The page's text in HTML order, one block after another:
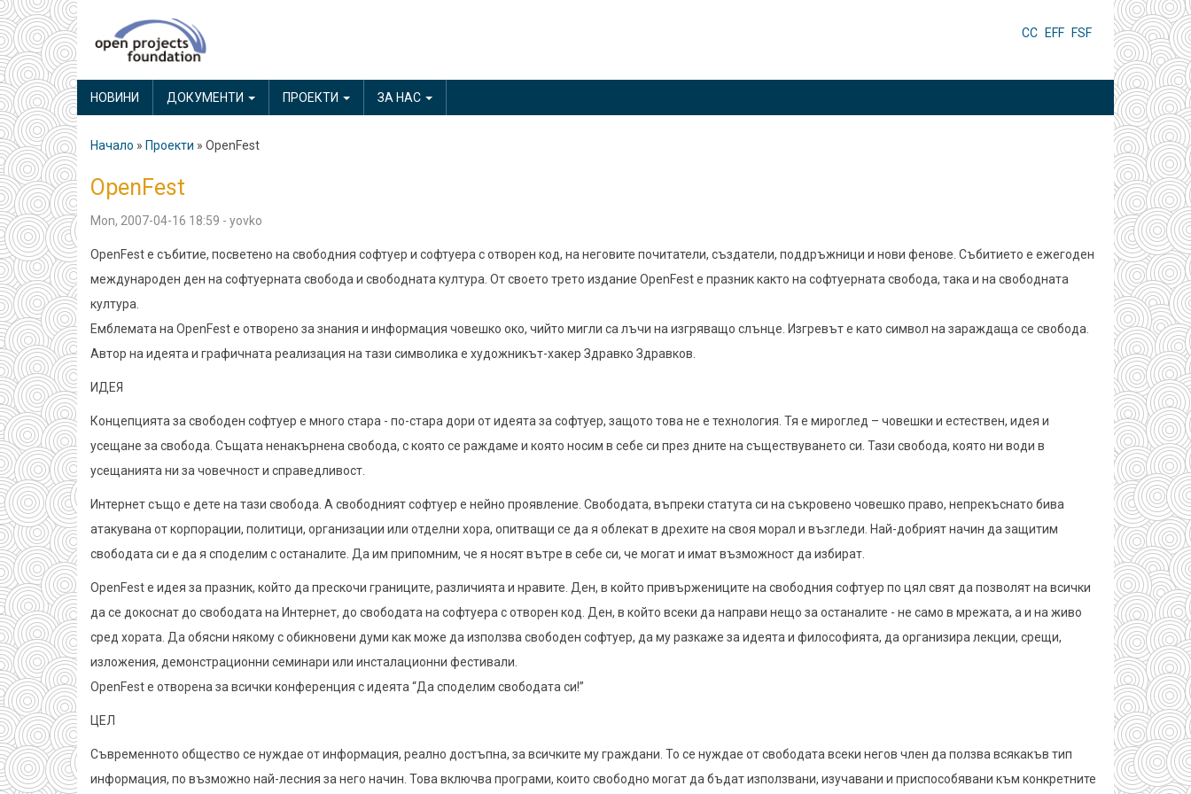
Skip
to
main
content
HEADER
CC EFF FSF
MAIN
NAVIGATION
НОВИНИ ДОКУМЕНТИ ПРОЕКТИ ЗА НАС
Начало Проекти OpenFest
OpenFest
Mon, 2007-04-16 18:59 - yovko
OpenFest e събитие, посветено на свободния софтуер и софтуера с отворен код, на неговите почитатели, създатели, поддръжници и нови фенове. Събитието е ежегоден
международен ден на софтуерната свобода и свободната култура. От своето трето издание OpenFest е празник както на софтуерната свобода, така и на свободната
култура.
Емблемата на OpenFest е отворено за знания и информация човешко око, чийто мигли са лъчи на изгряващо слънце. Изгревът е като символ на зараждаща се свобода.
Автор на идеята и графичната реализация на тази символика е художникът-хакер Здравко Здравков.
ИДЕЯ
Концепцията за свободен софтуер е много стара - по-стара дори от идеята за софтуер, защото това не е технология. Тя е мироглед – човешки и естествен, идея и
усещане за свобода. Същата ненакърнена свобода, с която се раждаме и която носим в себе си през дните на съществуването си. Тази свобода, която ни води в
усещанията ни за човечност и справедливост.
Интернет също е дете на тази свобода. А свободният софтуер е нейно проявление. Свободата, въпреки статута си на съкровено човешко право, непрекъснато бива
атакувана от корпорации, политици, организации или отделни хора, опитващи се дa я облекат в дрехите на своя морал и възгледи. Най-добрият начин да защитим
свободата си е да я споделим с останалите. Да им припомним, че я носят вътре в себе си, че могат и имат възможност да избират.
OpenFest e идея за празник, който да прескочи границите, различията и нравите. Ден, в който привържениците на свободния софтуер по цял свят да позволят на всички
да се докоснат до свободата на Интернет, до свободата на софтуера с отворен код. Ден, в който всеки да направи нещо за останалите - не само в мрежата, а и на живо
сред хората. Да обясни някому с обикновени думи как може да използва свободен софтуер, да му разкаже за идеята и философията, да организира лекции, срещи,
изложения, демонстрационни семинари или инсталационни фестивали.
OpenFest е отворена за всички конференция с идеята “Да споделим свободата си!”
ЦЕЛ
Съвременното общество се нуждае от информация, реално достъпна, за всичките му граждани. То се нуждае от свободата всеки негов член да ползва всякакъв тип
информация, по възможно най-лесния за него начин. Това включва програми, които свободно могат да бъдат използвани, изучавани и приспособявани към конкретните